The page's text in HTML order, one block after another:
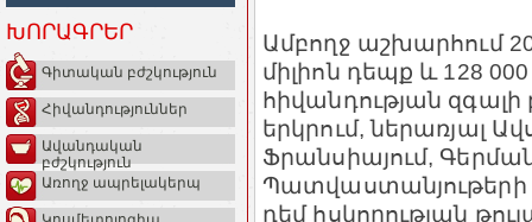
ԽՈՐԱԳՐԵՐ
Գիտական բժշկություն
Հիվանդություններ
Ավանդական
բժշկություն
Առողջ ապրելակերպ
Ամբողջ աշխարհում
միլիոն դեպք և 128
հիվանդության զգալի
երկրում, ներառյալ
Ֆրանսիայում,
Պատվաստանյութերի
դեմ հսկողության